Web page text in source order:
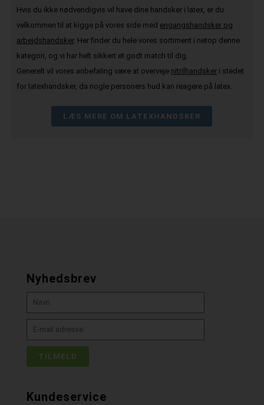
Hvis du ikke nødvendigvis vil have dine handsker i latex, er du
velkommen til at kigge på vores side med engangshandsker og
arbejdshandsker. Her finder du hele vores sortiment i netop denne
kategori, og vi har helt sikkert et godt match til dig.
Generelt vil vores anbefaling være at overveje nitrilhandsker i stedet
for latexhandsker, da nogle personers hud kan reagere på latex.
LÆS MERE OM LATEXHANDSKER
Nyhedsbrev
Kundeservice